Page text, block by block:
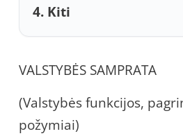
4. Kiti
VALSTYBĖS SAMPRATA
(Valstybės funkcijos,
požymiai)